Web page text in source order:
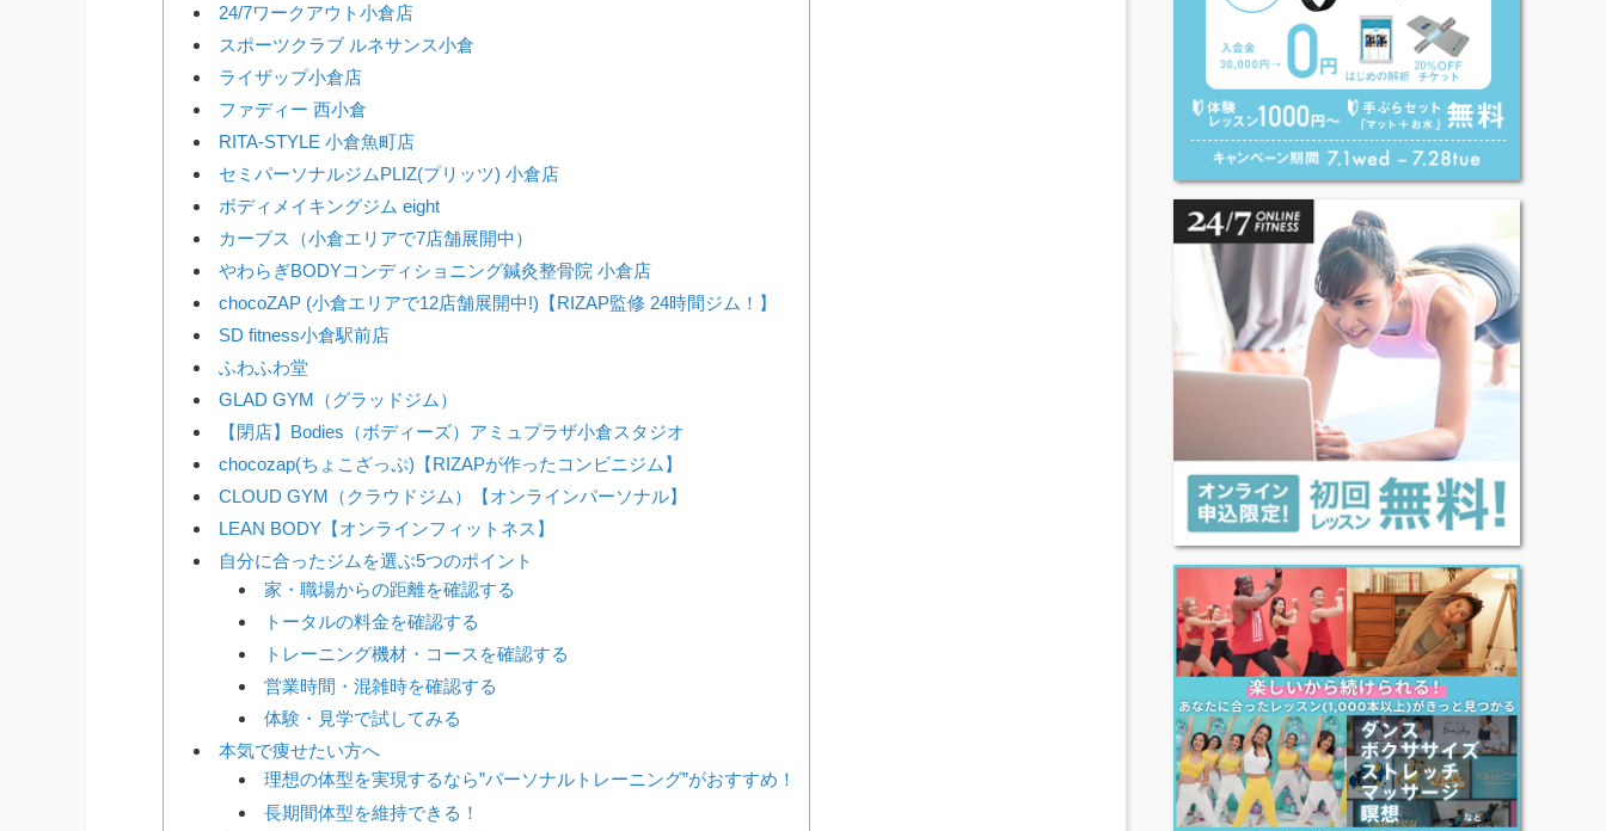
24/7ワークアウト小倉店
スポーツクラブ ルネサンス小倉
ライザップ小倉店
ファディー 西小倉
RITA-STYLE 小倉魚町店
セミパーソナルジムPLIZ(プリッツ) 小倉店
ボディメイキングジム eight
カーブス（小倉エリアで7店舗展開中）
やわらぎBODYコンディショニング鍼灸整骨院 小倉店
chocoZAP (小倉エリアで12店舗展開中!)【RIZAP監修 24時間ジム！】
SD fitness小倉駅前店
ふわふわ堂
GLAD GYM（グラッドジム）
【閉店】Bodies（ボディーズ）アミュプラザ小倉スタジオ
chocozap(ちょこざっぷ)【RIZAPが作ったコンビニジム】
CLOUD GYM（クラウドジム）【オンラインパーソナル】
LEAN BODY【オンラインフィットネス】
自分に合ったジムを選ぶ5つのポイント
家・職場からの距離を確認する
トータルの料金を確認する
トレーニング機材・コースを確認する
営業時間・混雑時を確認する
体験・見学で試してみる
本気で痩せたい方へ
理想の体型を実現するなら”パーソナルトレーニング”がおすすめ！
長期間体型を維持できる！